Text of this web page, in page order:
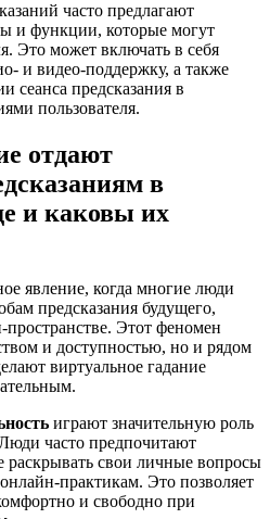
часто предлагают
и функции, которые могут
Это может включать в себя
и видео-поддержку, а также
сеанса предсказания в
пользователя.
отдают
в
и каковы их
явление, когда многие люди
предсказания будущего,
Этот феномен
и доступностью, но и рядом
виртуальное гадание
играют значительную роль
часто предпочитают
раскрывать свои личные вопросы
практикам. Это позволяет
и свободно при